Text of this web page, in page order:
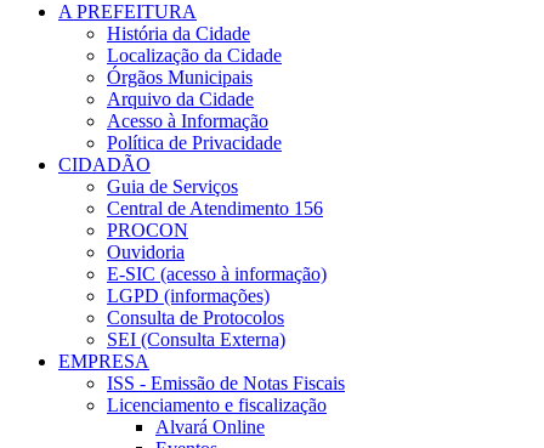
A PREFEITURA
História da Cidade
Localização da Cidade
Órgãos Municipais
Arquivo da Cidade
Acesso à Informação
Política de Privacidade
CIDADÃO
Guia de Serviços
Central de Atendimento 156
PROCON
Ouvidoria
E-SIC (acesso à informação)
LGPD (informações)
Consulta de Protocolos
SEI (Consulta Externa)
EMPRESA
ISS - Emissão de Notas Fiscais
Licenciamento e fiscalização
Alvará Online